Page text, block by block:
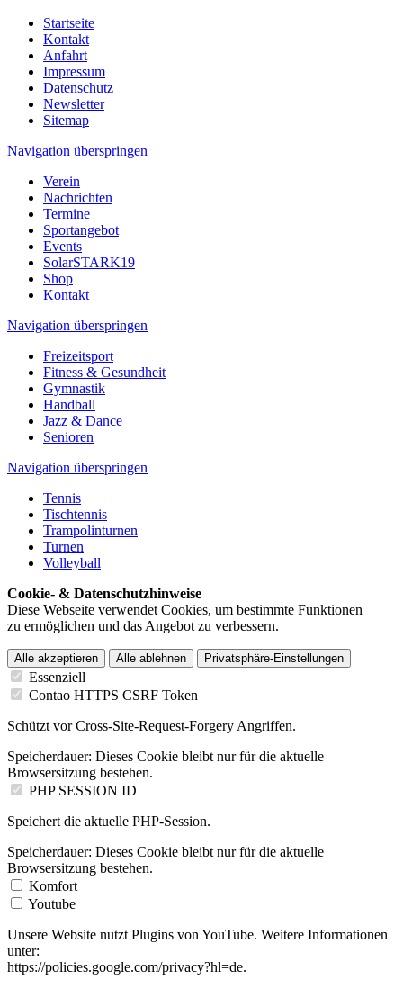
Startseite
Kontakt
Anfahrt
Impressum
Datenschutz
Newsletter
Sitemap
Navigation überspringen
Verein
Nachrichten
Termine
Sportangebot
Events
SolarSTARK19
Shop
Kontakt
Navigation überspringen
Freizeitsport
Fitness & Gesundheit
Gymnastik
Handball
Jazz & Dance
Senioren
Navigation überspringen
Tennis
Tischtennis
Trampolinturnen
Turnen
Volleyball
Cookie- & Datenschutzhinweise
Diese Webseite verwendet Cookies, um bestimmte Funktionen
zu ermöglichen und das Angebot zu verbessern.
Alle akzeptieren Alle ablehnen Privatsphäre-Einstellungen
Essenziell
Contao HTTPS CSRF Token
Schützt vor Cross-Site-Request-Forgery Angriffen.
Speicherdauer: Dieses Cookie bleibt nur für die aktuelle
Browsersitzung bestehen.
PHP SESSION ID
Speichert die aktuelle PHP-Session.
Speicherdauer: Dieses Cookie bleibt nur für die aktuelle
Browsersitzung bestehen.
Komfort
Youtube
Unsere Website nutzt Plugins von YouTube. Weitere Informationen
unter:
https://policies.google.com/privacy?hl=de.